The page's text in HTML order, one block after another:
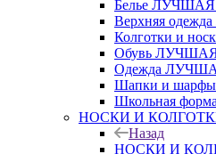
Белье
Верхняя
Колготки и
Обувь
Одежда
Шапки и
Школьная
НОСКИ И
Назад
НОСКИ И